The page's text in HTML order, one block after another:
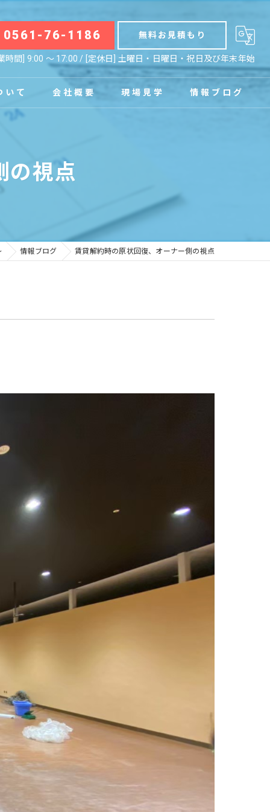
0561-76-1186 無料お見積もり
時間] 9:00 〜 17:00 / [定休日] 土曜日・日曜日・祝日及び年末年始
いて 会社概要 現場見学 情報ブログ
の視点
情報ブログ 賃貸解約時の原状回復、オーナー側の視点